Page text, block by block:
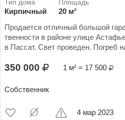
Кирпичный
20 м²
Продается отличный большой
твенности в районе улице
в Пассат. Свет проведен. Погреб
350 000 1 м² = 17 500
Собственник
4 мар 2023